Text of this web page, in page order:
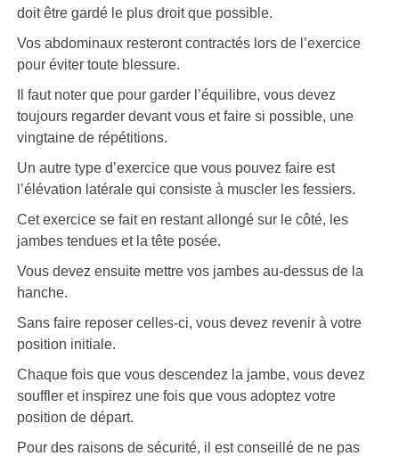
doit être gardé le plus droit que possible.
Vos abdominaux resteront contractés lors de l’exercice
pour éviter toute blessure.
Il faut noter que pour garder l’équilibre, vous devez
toujours regarder devant vous et faire si possible, une
vingtaine de répétitions.
Un autre type d’exercice que vous pouvez faire est
l’élévation latérale qui consiste à muscler les fessiers.
Cet exercice se fait en restant allongé sur le côté, les
jambes tendues et la tête posée.
Vous devez ensuite mettre vos jambes au-dessus de la
hanche.
Sans faire reposer celles-ci, vous devez revenir à votre
position initiale.
Chaque fois que vous descendez la jambe, vous devez
souffler et inspirez une fois que vous adoptez votre
position de départ.
Pour des raisons de sécurité, il est conseillé de ne pas